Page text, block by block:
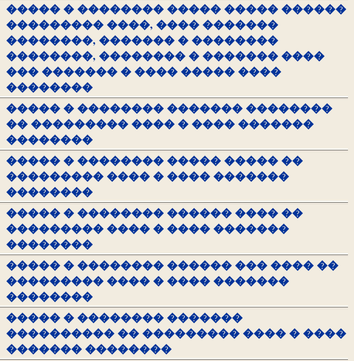
����� � �������� ����� ����� ������
��������� ����, ���� �������
��������, ������� � ��������
��������, �������� � ������� ����
��� ������� � ���� ����� ����
��������
����� � �������� ������� ��������
�� ��������� ���� � ���� �������
��������
����� � �������� ����� ����� ��
��������� ���� � ���� �������
��������
����� � �������� ������ ���� ��
��������� ���� � ���� �������
��������
����� � �������� ������ ��� ���� ��
��������� ���� � ���� �������
��������
����� � �������� �������
���������� �� ��������� ���� � ����
������� ��������